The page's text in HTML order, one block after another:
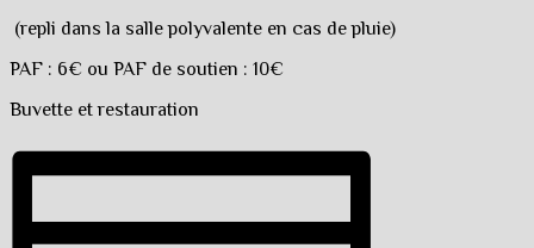
(repli dans la salle polyvalente en cas de pluie)
PAF : 6€ ou PAF de soutien : 10€
Buvette et restauration